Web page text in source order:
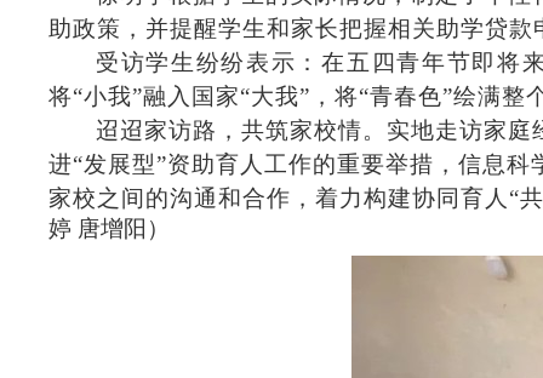
助政策，并提醒学生和家长把握相关助学贷款
受访学生纷纷表示：在五四青年节即将
将“小我”融入国家“大我”，将“青春色”绘满整
迢迢家访路，共筑家校情。实地走访家
进“发展型”资助育人工作的重要举措，信息
家校之间的沟通和合作，着力构建协同育人“
婷 唐增阳）